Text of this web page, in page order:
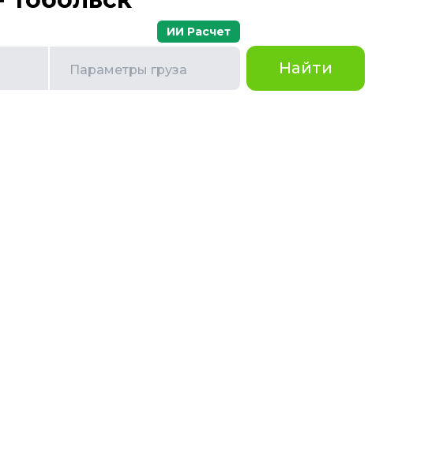
Параметры груза
ИИ Расчет
Найти